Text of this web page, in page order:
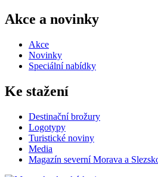
Akce a novinky
Akce
Novinky
Speciální nabídky
Ke stažení
Destinační brožury
Logotypy
Turistické noviny
Media
Magazín severní Morava a